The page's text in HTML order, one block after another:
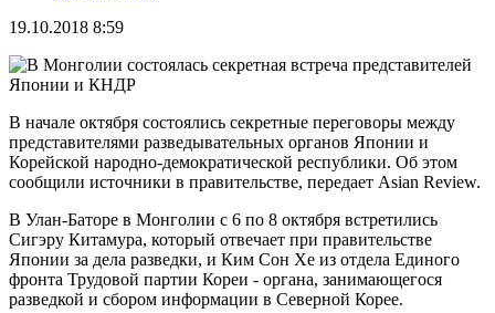
19.10.2018 8:59
В начале октября состоялись секретные переговоры между
представителями разведывательных органов Японии и
Корейской народно-демократической республики. Об этом
сообщили источники в правительстве, передает Asian Review.
В Улан-Баторе в Монголии с 6 по 8 октября встретились
Сигэру Китамура, который отвечает при правительстве
Японии за дела разведки, и Ким Сон Хе из отдела Единого
фронта Трудовой партии Кореи - органа, занимающегося
разведкой и сбором информации в Северной Корее.